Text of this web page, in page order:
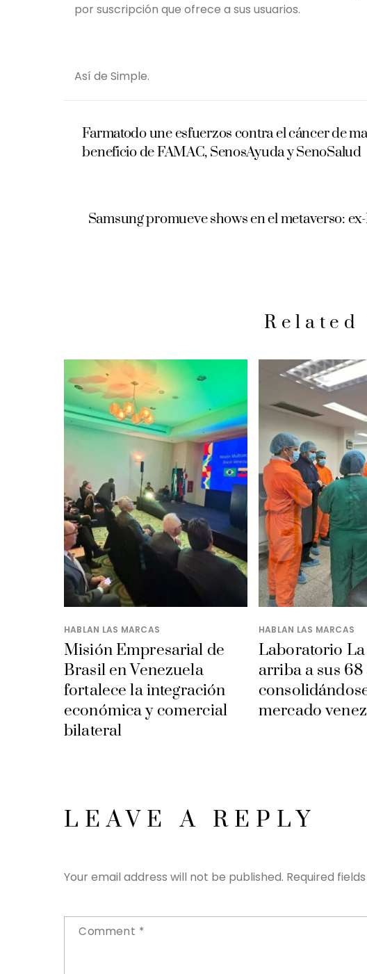
por suscripción que ofrece a sus usuarios.
Así de Simple.
Farmatodo une esfuerzos contra el cáncer de
beneficio de FAMAC, SenosAyuda y SenoSalud
Samsung promueve shows en el metaverso:
Related
HABLAN LAS MARCAS
Misión Empresarial de
Brasil en Venezuela
fortalece la integración
económica y comercial
bilateral
HABLAN LAS MARCAS
Laboratorio La
arriba a sus 68
mercado
LEAVE A REPLY
Your email address will not be published. Required
Comment *